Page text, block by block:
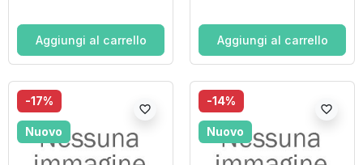
Aggiungi al carrello Aggiungi al carrello
-17%
Nuovo
favorite_border
-14%
Nuovo
favorite_border